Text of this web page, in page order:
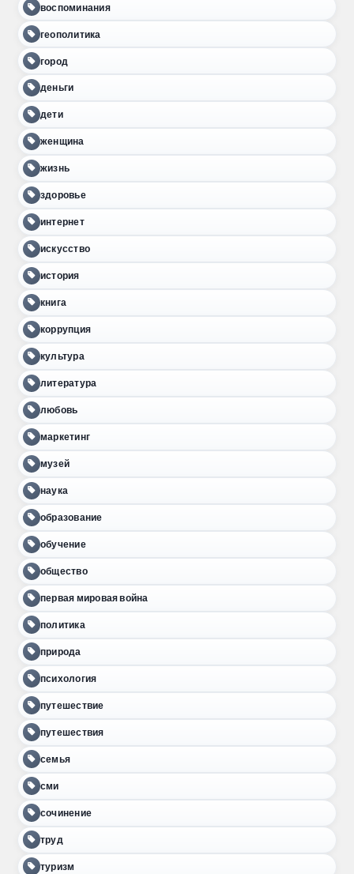
воспоминания
геополитика
город
деньги
дети
женщина
жизнь
здоровье
интернет
искусство
история
книга
коррупция
культура
литература
любовь
маркетинг
музей
наука
образование
обучение
общество
первая мировая война
политика
природа
психология
путешествие
путешествия
семья
сми
сочинение
труд
туризм